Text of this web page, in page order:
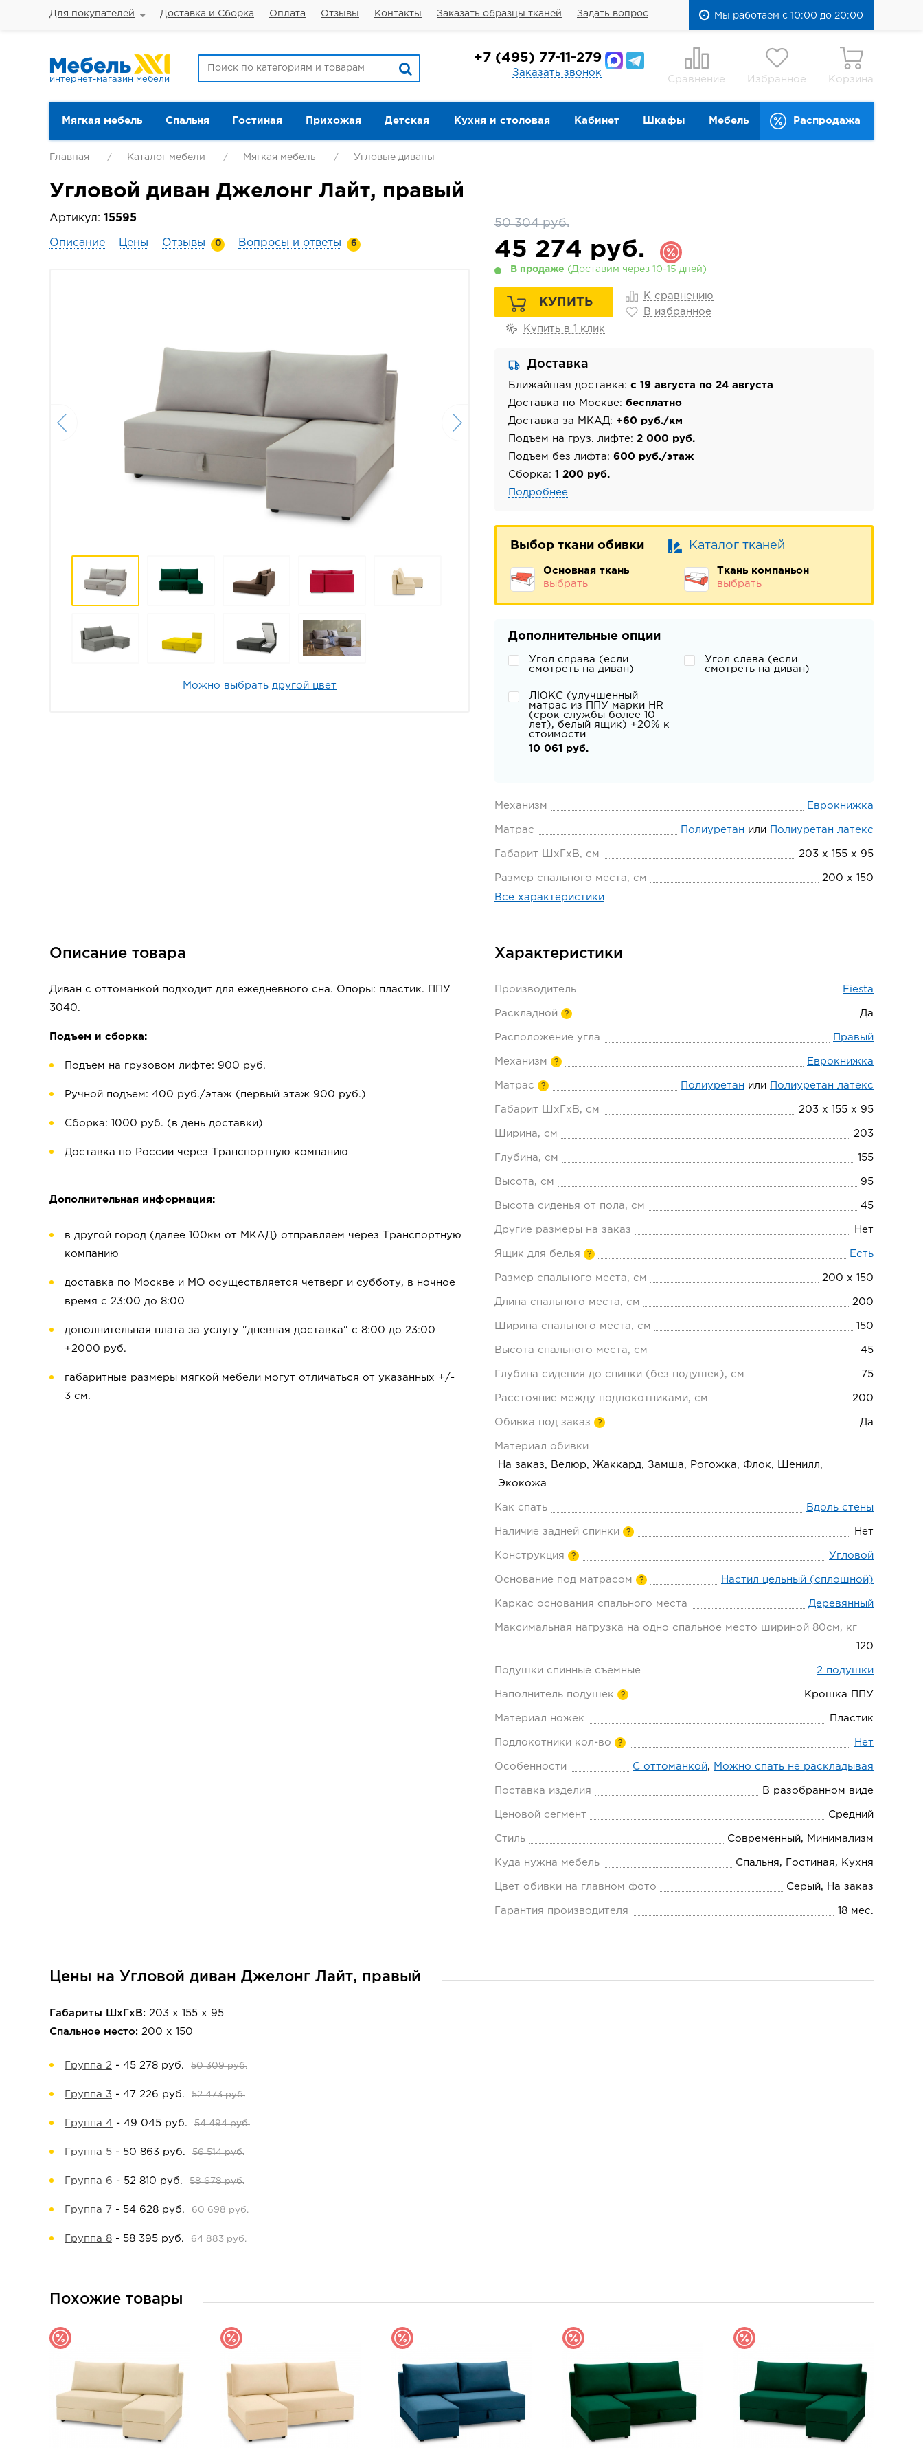
Для покупателей Доставка и Сборка Оплата Отзывы Контакты Заказать образцы тканей Задать вопрос Мы работаем с 10:00 до 20:00
интернет-магазин мебели
+7 (495) 77-11-279
Заказать звонок
Сравнение Избранное Корзина
Мягкая мебель Спальня Гостиная Прихожая Детская Кухня и столовая Кабинет Шкафы Мебель Распродажа
Главная Каталог мебели Мягкая мебель Угловые диваны
Угловой диван Джелонг Лайт, правый
Артикул: 15595
Описание Цены Отзывы 0 Вопросы и ответы 6
Можно выбрать другой цвет
50 304 руб.
45 274 руб.
В продаже (Доставим через 10-15 дней)
КУПИТЬ
К сравнению
В избранное
Купить в 1 клик
Доставка
Ближайшая доставка: с 19 августа по 24 августа
Доставка по Москве: бесплатно
Доставка за МКАД: +60 руб./км
Подъем на груз. лифте: 2 000 руб.
Подъем без лифта: 600 руб./этаж
Сборка: 1 200 руб.
Подробнее
Выбор ткани обивки Каталог тканей
Основная ткань
выбрать
Ткань компаньон
выбрать
Дополнительные опции
Угол справа (если
смотреть на диван)
Угол слева (если
смотреть на диван)
ЛЮКС (улучшенный
матрас из ППУ марки HR
(срок службы более 10
лет), белый ящик) +20% к
стоимости
10 061 руб.
Механизм Еврокнижка
Матрас Полиуретан или Полиуретан латекс
Габарит ШхГхВ, см 203 х 155 х 95
Размер спального места, см 200 х 150
Все характеристики
Описание товара
Диван с оттоманкой подходит для ежедневного сна. Опоры: пластик. ППУ
3040.
Подъем и сборка:
Подъем на грузовом лифте: 900 руб.
Ручной подъем: 400 руб./этаж (первый этаж 900 руб.)
Сборка: 1000 руб. (в день доставки)
Доставка по России через Транспортную компанию
Дополнительная информация:
в другой город (далее 100км от МКАД) отправляем через Транспортную
компанию
доставка по Москве и МО осуществляется четверг и субботу, в ночное
время с 23:00 до 8:00
дополнительная плата за услугу "дневная доставка" с 8:00 до 23:00
+2000 руб.
габаритные размеры мягкой мебели могут отличаться от указанных +/-
3 см.
Характеристики
Производитель Fiesta
Раскладной ? Да
Расположение угла Правый
Механизм ? Еврокнижка
Матрас ? Полиуретан или Полиуретан латекс
Габарит ШхГхВ, см 203 х 155 х 95
Ширина, см 203
Глубина, см 155
Высота, см 95
Высота сиденья от пола, см 45
Другие размеры на заказ Нет
Ящик для белья ? Есть
Размер спального места, см 200 х 150
Длина спального места, см 200
Ширина спального места, см 150
Высота спального места, см 45
Глубина сидения до спинки (без подушек), см 75
Расстояние между подлокотниками, см 200
Обивка под заказ ? Да
Материал обивки
На заказ, Велюр, Жаккард, Замша, Рогожка, Флок, Шенилл,
Экокожа
Как спать Вдоль стены
Наличие задней спинки ? Нет
Конструкция ? Угловой
Основание под матрасом ? Настил цельный (сплошной)
Каркас основания спального места Деревянный
Максимальная нагрузка на одно спальное место шириной 80см, кг
120
Подушки спинные съемные 2 подушки
Наполнитель подушек ? Крошка ППУ
Материал ножек Пластик
Подлокотники кол-во ? Нет
Особенности С оттоманкой Можно спать не раскладывая
Поставка изделия В разобранном виде
Ценовой сегмент Средний
Стиль Современный, Минимализм
Куда нужна мебель Спальня, Гостиная, Кухня
Цвет обивки на главном фото Серый, На заказ
Гарантия производителя 18 мес.
Цены на Угловой диван Джелонг Лайт, правый
Габариты ШхГхВ: 203 х 155 х 95
Спальное место: 200 х 150
Группа 2 - 45 278 руб. 50 309 руб.
Группа 3 - 47 226 руб. 52 473 руб.
Группа 4 - 49 045 руб. 54 494 руб.
Группа 5 - 50 863 руб. 56 514 руб.
Группа 6 - 52 810 руб. 58 678 руб.
Группа 7 - 54 628 руб. 60 698 руб.
Группа 8 - 58 395 руб. 64 883 руб.
Похожие товары